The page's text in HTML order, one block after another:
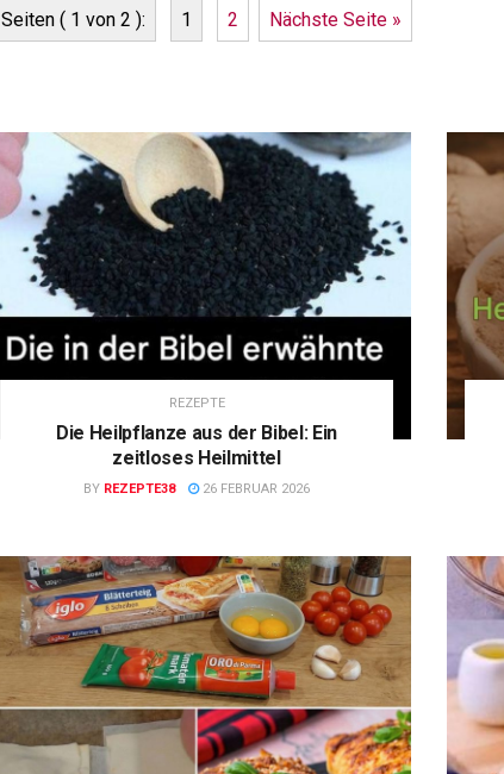
Seiten ( 1 von 2 ): 1 2 Nächste Seite »
REZEPTE
Die Heilpflanze aus der Bibel: Ein
zeitloses Heilmittel
BY REZEPTE38 26 FEBRUAR 2026